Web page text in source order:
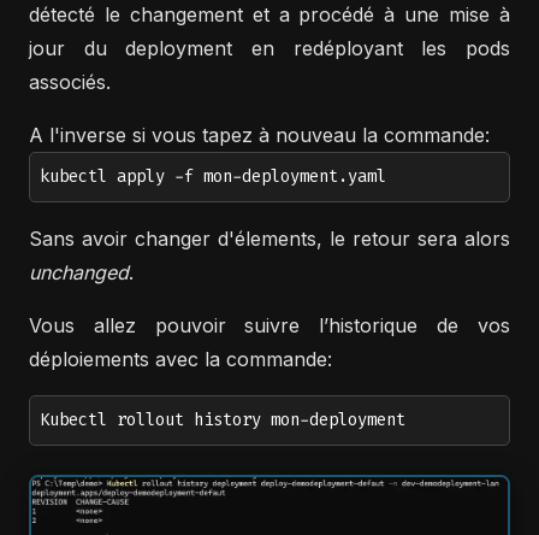
détecté le changement et a procédé à une mise à
jour du deployment en redéployant les pods
associés.
A l'inverse si vous tapez à nouveau la commande:
kubectl apply -f mon-deployment.yaml
Sans avoir changer d'élements, le retour sera alors
unchanged.
Vous allez pouvoir suivre l’historique de vos
déploiements avec la commande:
Kubectl rollout history mon-deployment